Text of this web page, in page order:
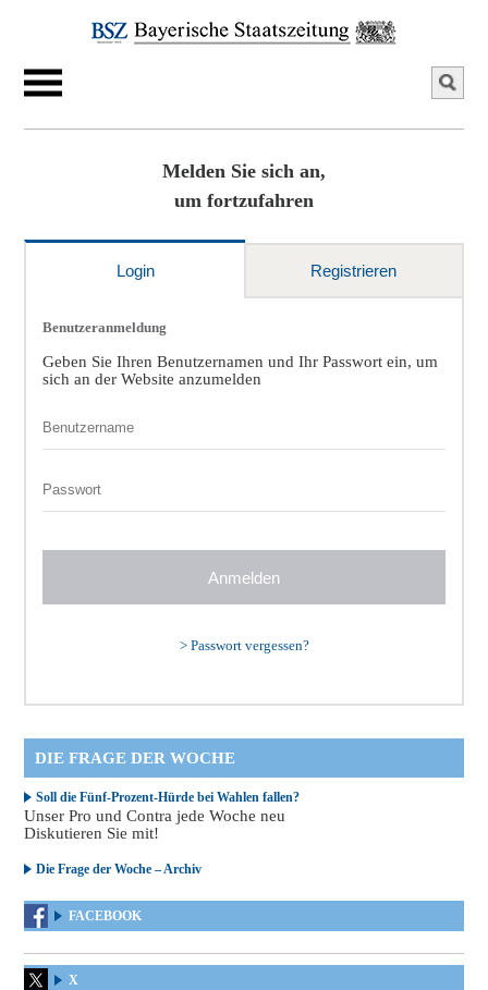
Melden Sie sich an,
um fortzufahren
Login Registrieren
Benutzeranmeldung
Geben Sie Ihren Benutzernamen und Ihr Passwort ein, um
sich an der Website anzumelden
> Passwort vergessen?
DIE FRAGE DER WOCHE
Soll die Fünf-Prozent-Hürde bei Wahlen fallen?
Unser Pro und Contra jede Woche neu
Diskutieren Sie mit!
Die Frage der Woche – Archiv
FACEBOOK
X